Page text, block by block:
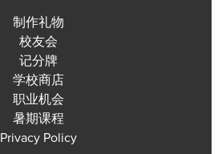
制作礼物
校友会
记分牌
学校商店
职业机会
暑期课程
Privacy Policy